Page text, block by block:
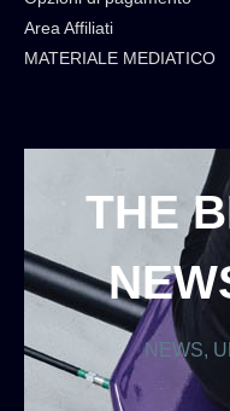
Area Affiliati
MATERIALE MEDIATICO
THE
NEWS,